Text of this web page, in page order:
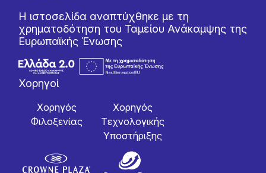
Η ιστοσελίδα αναπτύχθηκε με τη
χρηματοδότηση του Ταμείου Ανάκαμψης της
Ευρωπαϊκής Ένωσης
Χορηγοί
Χορηγός
Φιλοξενίας
Χορηγός
Tεχνολογικής
Yποστήριξης